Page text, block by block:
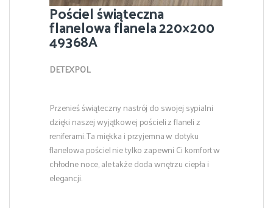
Pościel świąteczna
flanelowa flanela 220×200
49368A
DETEXPOL
Przenieś świąteczny nastrój do swojej sypialni
dzięki naszej wyjątkowej pościeli z flaneli z
reniferami. Ta miękka i przyjemna w dotyku
flanelowa pościel nie tylko zapewni Ci komfort w
chłodne noce, ale także doda wnętrzu ciepła i
elegancji.